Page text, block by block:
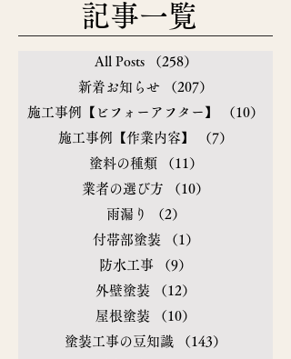
​記事一覧
All Posts （258）
新着お知らせ
（207）
施工事例【ビフォーアフター】
（10）
施工事例【作業内容】
（7）
塗料の種類
（11）
業者の選び方
（10）
雨漏り
（2）
付帯部塗装
（1）
防水工事
（9）
外壁塗装
（12）
屋根塗装
（10）
塗装工事の豆知識
（143）